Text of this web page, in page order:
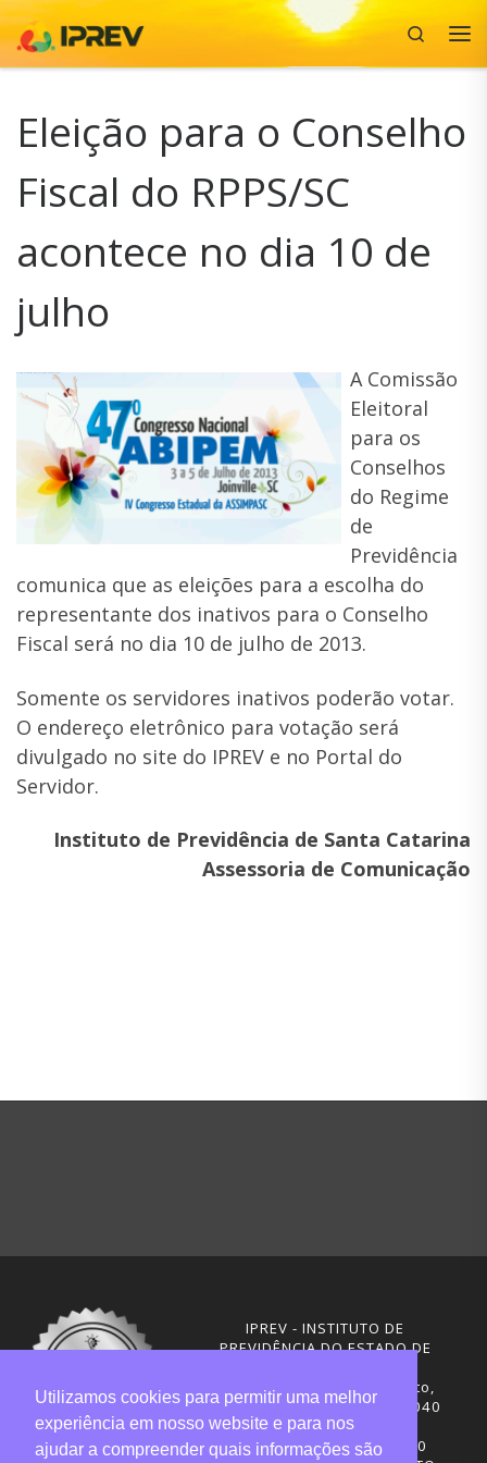
Skip to content
Search
Eleição para o Conselho
Fiscal do RPPS/SC
acontece no dia 10 de
julho
A Comissão
Eleitoral
para os
Conselhos
do Regime
de
Previdência
comunica que as eleições para a escolha do
representante dos inativos para o Conselho
Fiscal será no dia 10 de julho de 2013.
Somente os servidores inativos poderão votar.
O endereço eletrônico para votação será
divulgado no site do IPREV e no Portal do
Servidor.
Instituto de Previdência de Santa Catarina
Assessoria de Comunicação
IPREV - INSTITUTO DE
PREVIDÊNCIA DO ESTADO DE
Rua Visconde de Ouro Preto,
291 – Centro - CEP: 88020-040
Florianópolis - SC
Telefones: (48) 3665-4600
Utilizamos cookies para permitir uma melhor
experiência em nosso website e para nos
ajudar a compreender quais informações são